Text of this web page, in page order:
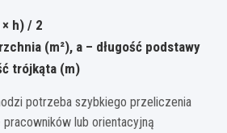
× h) / 2
(m²), a – długość podstawy
trójkąta (m)
potrzeba szybkiego przeliczenia
lub orientacyjną